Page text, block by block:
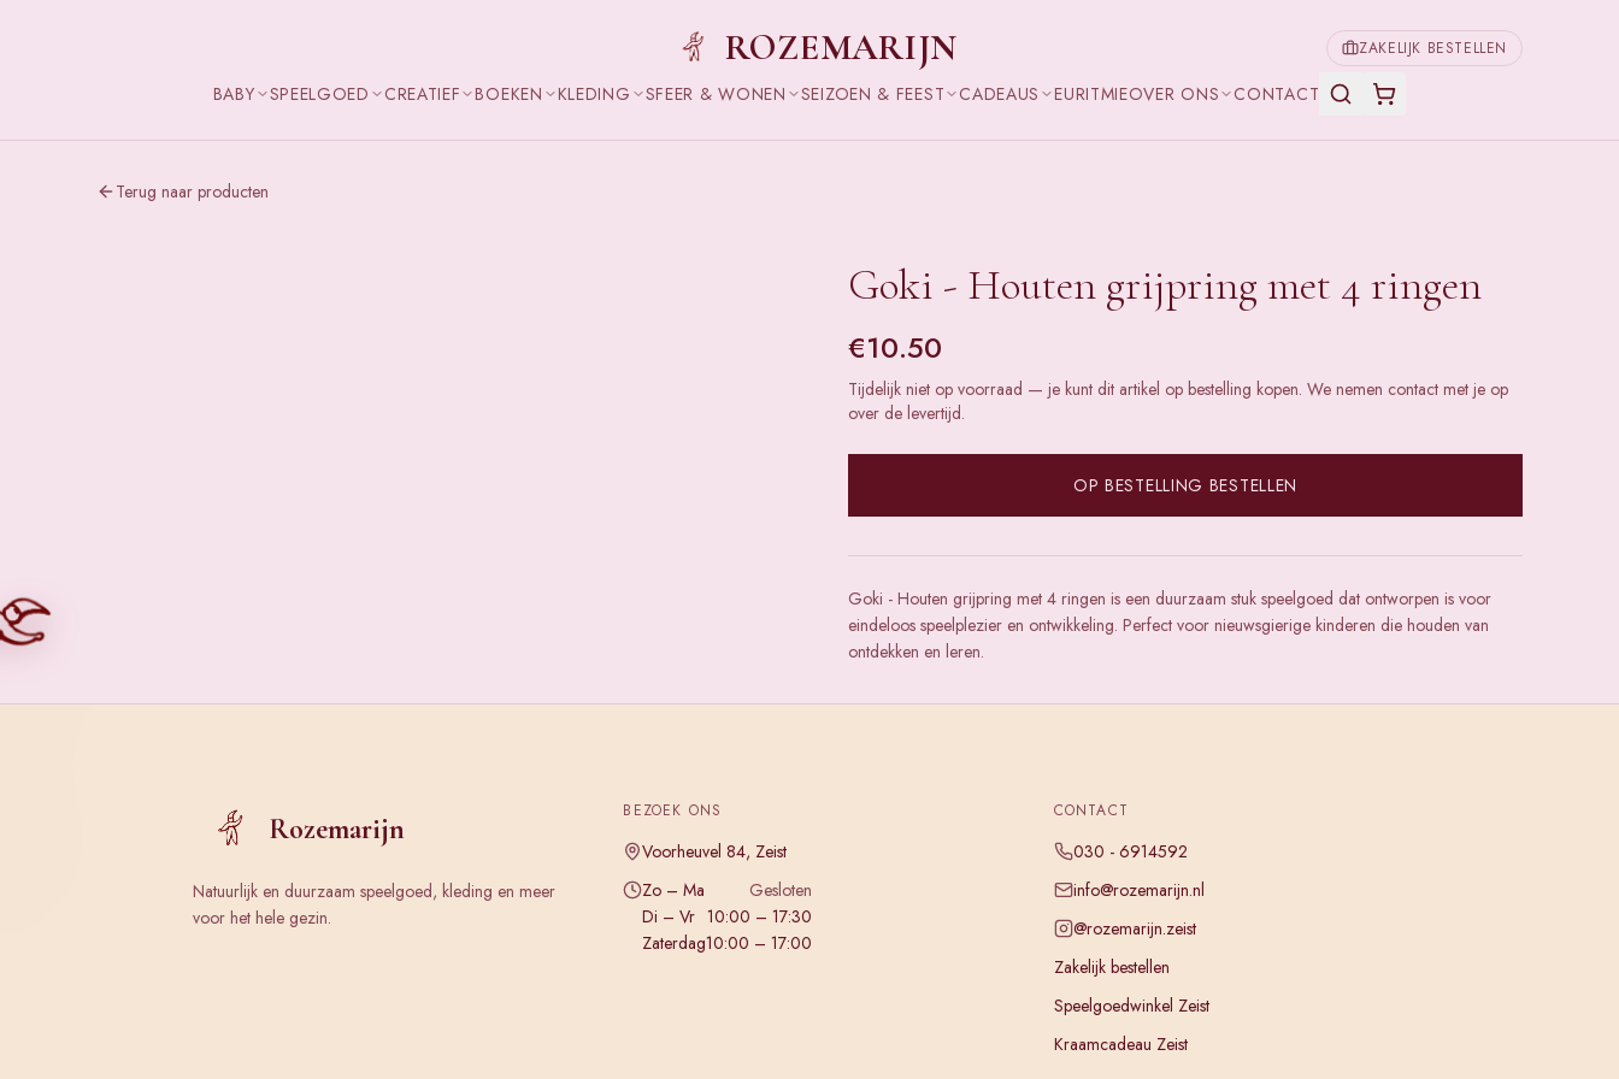
ROZEMARIJN ZAKELIJK BESTELLEN
BABY SPEELGOED CREATIEF BOEKEN KLEDING SFEER & WONEN SEIZOEN & FEEST CADEAUS EURITMIEOVER ONS CONTACT
Terug naar producten
Goki - Houten grijpring met 4 ringen
€10.50
Tijdelijk niet op voorraad — je kunt dit artikel op bestelling kopen. We nemen contact met je op
over de levertijd.
OP BESTELLING BESTELLEN
Goki - Houten grijpring met 4 ringen is een duurzaam stuk speelgoed dat ontworpen is voor
eindeloos speelplezier en ontwikkeling. Perfect voor nieuwsgierige kinderen die houden van
ontdekken en leren.
Rozemarijn
Natuurlijk en duurzaam speelgoed, kleding en meer
voor het hele gezin.
BEZOEK ONS
Voorheuvel 84, Zeist
Zo – Ma
Gesloten
Di – Vr 10:00 – 17:30
Zaterdag10:00 – 17:00
CONTACT
030 - 6914592
info@rozemarijn.nl
@rozemarijn.zeist
Zakelijk bestellen
Speelgoedwinkel Zeist
Kraamcadeau Zeist